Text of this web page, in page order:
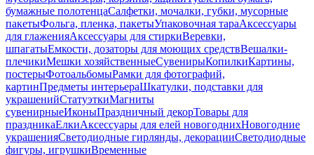
бумажные полотенцаСалфетки, мочалки, губки, мусорные
пакетыФольга, пленка, пакетыУпаковочная тараАксессуары
для глаженияАксессуары для стиркиВеревки,
шпагатыЕмкости, дозаторы для моющих средствВешалки-
плечикиМешки хозяйственныеСувенирыКопилкиКартины,
постерыФотоальбомыРамки для фотографий,
картинПредметы интерьераШкатулки, подставки для
украшенийСтатуэткиМагниты
сувенирныеИконыПраздничный декорТовары для
праздникаЕлкиАксессуары для елей новогоднихНовогодние
украшенияСветодиодные гирлянды, декорацииСветодиодные
фигуры, игрушкиВременные